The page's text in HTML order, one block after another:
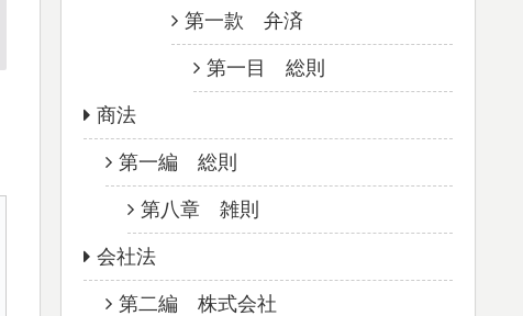
第一款 弁済
第一目 総則
商法
第一編 総則
第八章 雑則
会社法
第二編 株式会社